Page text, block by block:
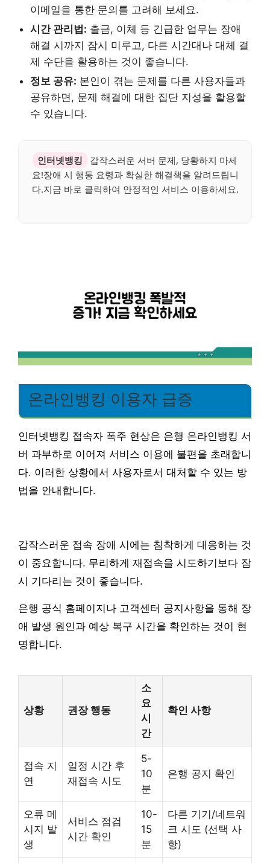
이메일을 통한 문의를 고려해 보세요.
시간 관리법: 출금, 이체 등 긴급한 업무는 장애
해결 시까지 잠시 미루고, 다른 시간대나 대체 결
제 수단을 활용하는 것이 좋습니다.
정보 공유: 본인이 겪는 문제를 다른 사용자들과
공유하면, 문제 해결에 대한 집단 지성을 활용할
수 있습니다.
인터넷뱅킹
갑작스러운 서버 문제, 당황하지 마세
요!장애 시 행동 요령과 확실한 해결책을 알려드립니
다.지금 바로 클릭하여 안정적인 서비스 이용하세요.
온라인뱅킹 이용자 급증
인터넷뱅킹 접속자 폭주 현상은 은행 온라인뱅킹 서
버 과부하로 이어져 서비스 이용에 불편을 초래합니
다. 이러한 상황에서 사용자로서 대처할 수 있는 방
법을 안내합니다.
갑작스러운 접속 장애 시에는 침착하게 대응하는 것
이 중요합니다. 무리하게 재접속을 시도하기보다 잠
시 기다리는 것이 좋습니다.
은행 공식 홈페이지나 고객센터 공지사항을 통해 장
애 발생 원인과 예상 복구 시간을 확인하는 것이 현
명합니다.
상황 권장 행동
소
요
시
간
확인 사항
접속 지
연
일정 시간 후
재접속 시도
5-
10
분
은행 공지 확인
오류 메
시지 발
생
서비스 점검
시간 확인
10-
15
분
다른 기기/네트워
크 시도 (선택 사
항)